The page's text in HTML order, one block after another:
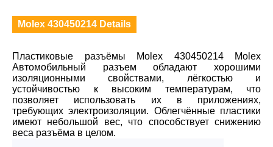
Molex 430450214 Details
Пластиковые разъёмы Molex 430450214 Molex
Автомобильный разъем обладают хорошими
изоляционными свойствами, лёгкостью и
устойчивостью к высоким температурам, что
позволяет использовать их в приложениях,
требующих электроизоляции. Облегчённые пластики
имеют небольшой вес, что способствует снижению
веса разъёма в целом.